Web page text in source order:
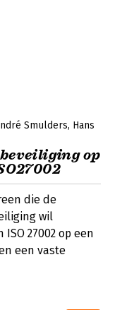
Smulders Hans
op
die de
wil
27002 op een
een vaste